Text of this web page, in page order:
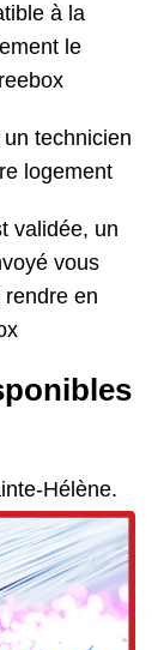
à la
le
technicien
logement
validée, un
vous
en
Hélène.